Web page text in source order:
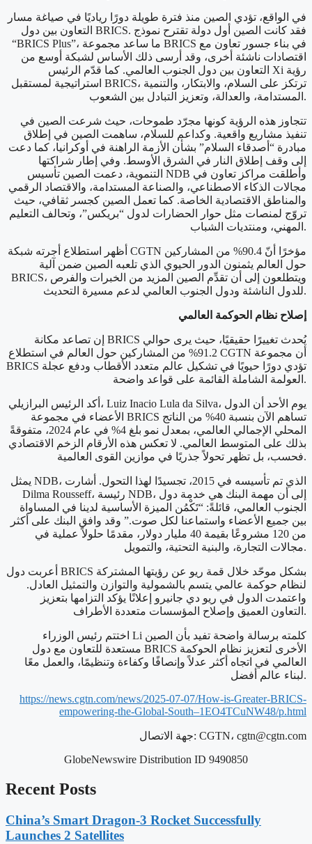
في الواقع، تؤدي الصين منذ فترة طويلة دورًا رياديًا في صياغة مسار
التعاون بين دول BRICS. فقد كانت الصين أول دولة تقترح نموذج
“BRICS Plus”، ما ساعد مجموعة BRICS في بناء جسور تعاون مع
اقتصادات ناشئة أخرى، وقد أرسى ذلك الأساس لشبكة أوسع من
التعاون بين دول الجنوب العالمي. كما قدّم الرئيس Xi رؤية
استراتيجية لمستقبل BRICS، ترتكز على السلام، والابتكار، والتنمية
المستدامة، والعدالة، وتعزيز التبادل بين الشعوب.
تتجاوز هذه الرؤية كونها مجرّد طموحات، حيث شرعت الصين في
تنفيذ مشاريع واقعية. وكداعم للسلام، ساهمت الصين في إطلاق
مبادرة “أصدقاء السلام” بشأن الأزمة الراهنة في أوكرانيا، كما دعت
إلى وقف إطلاق النار في الشرق الأوسط. وفي إطار شراكتها
التنموية، دعمت الصين تأسيس NDB وأطلقت مراكز تعاون في
مجالات الذكاء الاصطناعي، والصناعة المستدامة، والاقتصاد الرقمي
والمناطق الاقتصادية الخاصة. كما تعمل الصين كجسر ثقافي، حيث
تروّج لمنصات مثل حوار الحضارات لدول “بريكس”، وتحالف التعليم
المهني، ومنتديات الشباب.
أظهر استطلاع أجرته شبكة CGTN مؤخرًا أنّ 90.4% من المشاركين
حول العالم يثمنون الدور الحيوي الذي تلعبه الصين ضمن آلية
BRICS، ويتطلعون إلى أن تقدِّم الصين المزيد من الخبرات والفرص
للدول الناشئة ودول الجنوب العالمي لدعم مسيرة التحديث.
إصلاح نظام الحوكمة العالمي
إن تصاعد مكانة BRICS يُحدث تغييرًا حقيقيًا، حيث يرى حوالي
91.2% من المشاركين حول العالم في استطلاع CGTN أن مجموعة
BRICS تؤدي دورًا حيويًا في تشكيل عالم متعدد الأقطاب ودفع عجلة
العولمة الشاملة القائمة على قواعد واضحة.
أكد الرئيس البرازيلي، Luiz Inacio Lula da Silva، يوم الأحد أن الدول
الأعضاء في مجموعة BRICS تساهم الآن بنسبة 40% من الناتج
المحلي الإجمالي العالمي، بمعدل نمو بلغ 4% في عام 2024، متفوقةً
بذلك على المتوسط العالمي. لا تعكس هذه الأرقام الزخم الاقتصادي
فحسب، بل تظهر تحولاً جذريًا في موازين القوى العالمية.
يمثل NDB، الذي تم تأسيسه في 2015، تجسيدًا لهذا التحول. أشارت
Dilma Rousseff، رئيسة NDB، إلى أن مهمة البنك هي خدمة دول
الجنوب العالمي، قائلةً: “تَكْمُن الميزة الأساسية لدينا في المساواة
بين جميع الأعضاء واستماعنا لكل صوت.” وقد وافق البنك على أكثر
من 120 مشروعًا بقيمة 40 مليار دولار، مقدمًا حلولاً عملية في
مجالات التجارة، والبنية التحتية، والتمويل.
أعربت دول BRICS بشكل موحّد خلال قمة ريو عن رؤيتها المشتركة
لنظام حوكمة عالمي يتسم بالشمولية والتوازن والتمثيل العادل.
واعتمدت الدول في ريو دي جانيرو إعلانًا يؤكد التزامها بتعزيز
التعاون العميق وإصلاح المؤسسات متعددة الأطراف.
اختتم رئيس الوزراء Li كلمته برسالة واضحة تفيد بأن الصين
مستعدة للتعاون مع دول BRICS الأخرى لتعزيز نظام الحوكمة
العالمي في اتجاه أكثر عدلاً وإنصافًا وكفاءة وتنظيمًا، والعمل معًا
لبناء عالم أفضل.
https://news.cgtn.com/news/2025-07-07/How-is-Greater-BRICS-
empowering-the-Global-South–1EO4TCuNW48/p.html
جهة الاتصال: CGTN، cgtn@cgtn.com
GlobeNewswire Distribution ID 9490850
Recent Posts
China’s Smart Dragon-3 Rocket Successfully
Launches 2 Satellites